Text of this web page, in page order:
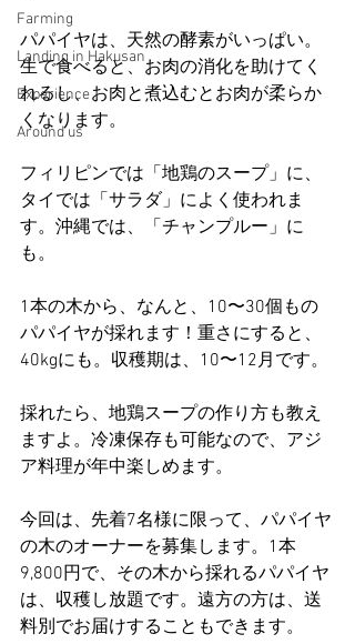
Farming
Landing in Hakusan
Experience
Around us
パパイヤは、天然の酵素がいっぱい。
生で食べると、お肉の消化を助けてく
れるし、お肉と煮込むとお肉が柔らか
くなります。
フィリピンでは「地鶏のスープ」に、
タイでは「サラダ」によく使われま
す。沖縄では、「チャンプルー」に
も。
1本の木から、なんと、10〜30個もの
パパイヤが採れます！重さにすると、
40kgにも。収穫期は、10〜12月です。
採れたら、地鶏スープの作り方も教え
ますよ。冷凍保存も可能なので、アジ
ア料理が年中楽しめます。
今回は、先着7名様に限って、パパイヤ
の木のオーナーを募集します。1本
9,800円で、その木から採れるパパイヤ
は、収穫し放題です。遠方の方は、送
料別でお届けすることもできます。